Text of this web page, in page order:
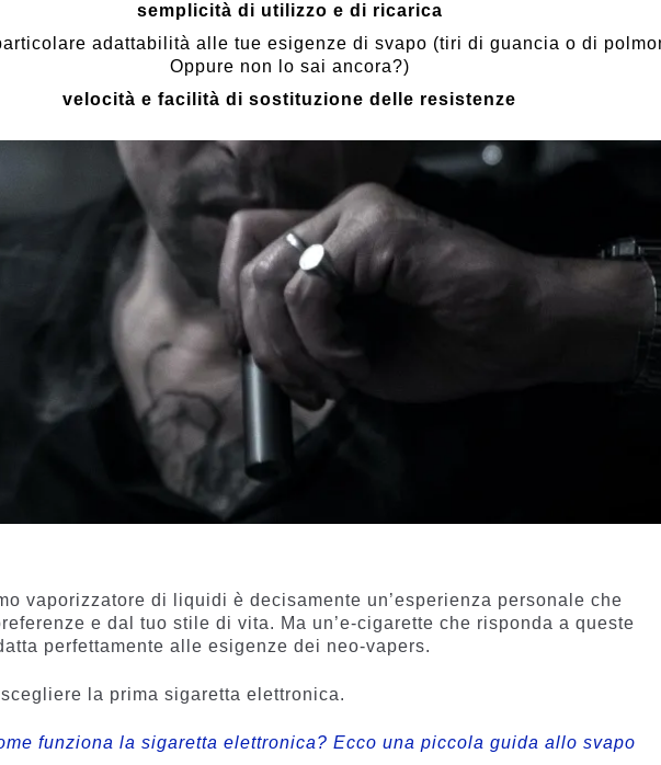
semplicità di utilizzo e di ricarica
adattabilità alle tue esigenze di svapo (tiri di guancia o di
Oppure non lo sai ancora?)
velocità e facilità di sostituzione delle resistenze
vaporizzatore di liquidi è decisamente un’esperienza personale che
e dal tuo stile di vita. Ma un’e-cigarette che risponda a queste
perfettamente alle esigenze dei neo-vapers.
la prima sigaretta elettronica.
funziona la sigaretta elettronica? Ecco una piccola guida allo svapo